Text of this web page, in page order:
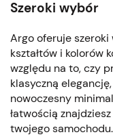
Szeroki wybór
Argo oferuje szeroki
kształtów i kolorów
względu na to, czy
klasyczną
nowoczesny
łatwością
twojego samochodu.